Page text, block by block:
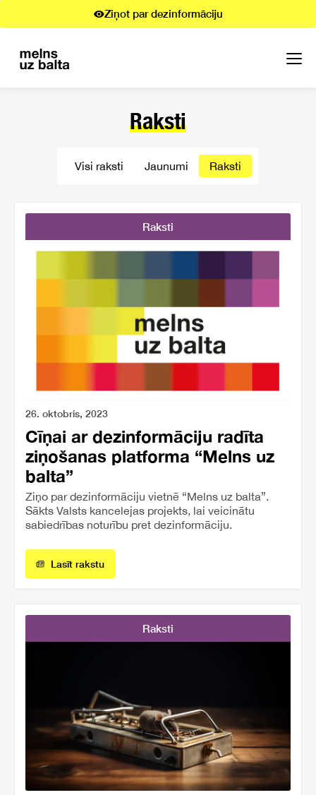
Ziņot par dezinformāciju
Raksti
Visi raksti Jaunumi Raksti
Raksti
26. oktobris, 2023
Cīņai ar dezinformāciju radīta
ziņošanas platforma “Melns uz
balta”
Ziņo par dezinformāciju vietnē “Melns uz balta”.
Sākts Valsts kancelejas projekts, lai veicinātu
sabiedrības noturību pret dezinformāciju.
Lasīt rakstu
Raksti